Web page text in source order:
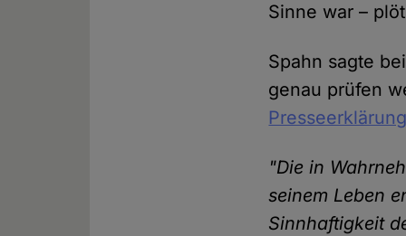
Sinne war –
Spahn sagte
genau prüfen
"Die in
seinem Leben
Sinnhaftigkeit